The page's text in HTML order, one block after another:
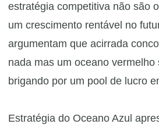
estratégia competitiva não são
um crescimento rentável no
argumentam que acirrada
nada mas um oceano
brigando por um pool de lucro
Estratégia do Oceano Azul